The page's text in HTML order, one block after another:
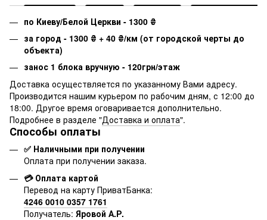
по Киеву/Белой Церкви - 1300 ₴
за город - 1300 ₴ + 40 ₴/км (от городской черты до
объекта)
занос 1 блока вручную - 120грн/этаж
Доставка осуществляется по указанному Вами адресу.
Производится нашим курьером по рабочим дням, с 12:00 до
18:00. Другое время оговаривается дополнительно.
Подробнее в разделе "Доставка и оплата".
Способы оплаты
✅ Наличными при получении
Оплата при получении заказа.
💳 Оплата картой
Перевод на карту ПриватБанка:
4246 0010 0357 1761
Получатель: Яровой А.Р.